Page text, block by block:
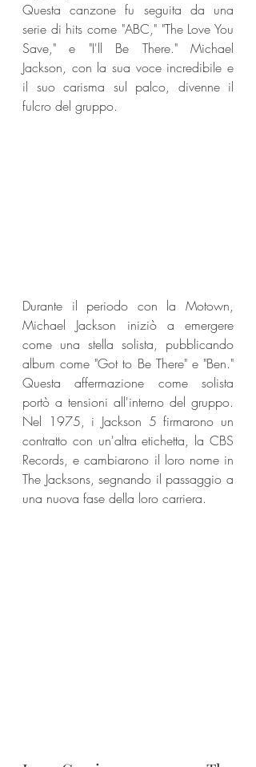
Questa canzone fu seguita da una
serie di hits come "ABC," "The Love You
Save," e "I'll Be There." Michael
Jackson, con la sua voce incredibile e
il suo carisma sul palco, divenne il
fulcro del gruppo.
Durante il periodo con la Motown,
Michael Jackson iniziò a emergere
come una stella solista, pubblicando
album come "Got to Be There" e "Ben."
Questa affermazione come solista
portò a tensioni all'interno del gruppo.
Nel 1975, i Jackson 5 firmarono un
contratto con un'altra etichetta, la CBS
Records, e cambiarono il loro nome in
The Jacksons, segnando il passaggio a
una nuova fase della loro carriera.